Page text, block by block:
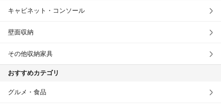
キャビネット・コンソール
壁面収納
その他収納家具
おすすめカテゴリ
グルメ・食品